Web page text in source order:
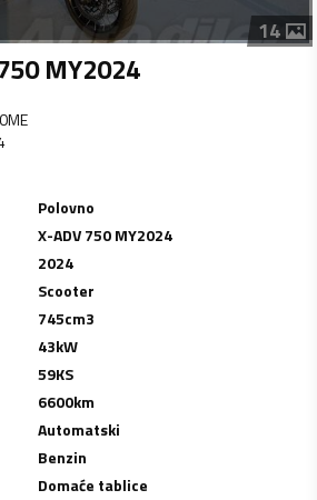
14
MY2024
Polovno
X-ADV 750 MY2024
2024
Scooter
745cm3
43kW
59KS
6600km
Automatski
Benzin
Domaće tablice